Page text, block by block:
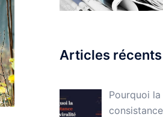
Articles récents
Pourquoi la